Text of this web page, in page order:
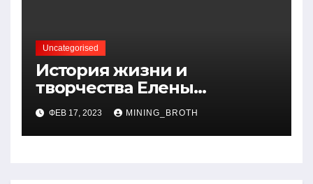
Uncategorised
История жизни и
творчества Елены
Дубровской — биография,
достижения, интересные
факты
ФЕВ 17, 2023 MINING_BROTH